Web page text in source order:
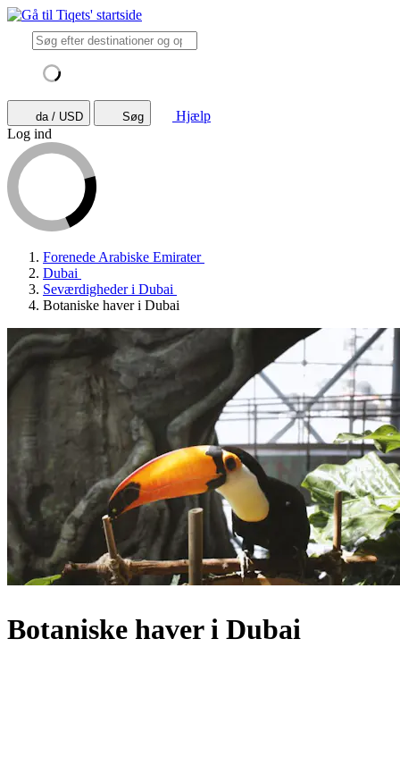
da / USD Søg
Hjælp
Log ind
Forenede Arabiske Emirater
Dubai
Seværdigheder i Dubai
Botaniske haver i Dubai
Botaniske haver i Dubai